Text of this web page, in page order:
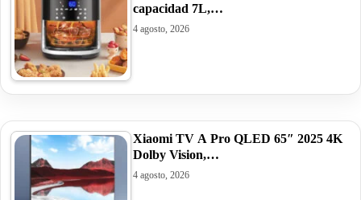
capacidad 7L,…
4 agosto, 2026
Xiaomi TV A Pro QLED 65″ 2025 4K
Dolby Vision,…
4 agosto, 2026